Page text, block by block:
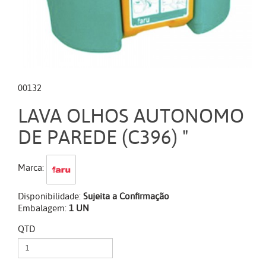
00132
LAVA OLHOS AUTONOMO
DE PAREDE (C396) "
Marca:
Disponibilidade:Sujeita a Confirmação
Embalagem:1 UN
QTD